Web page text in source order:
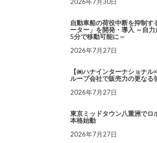
自動車船の荷役中断を抑制す
ーター」を開発・導入 ～自
5分で移動可能に～
2026年7月27日
【㈱ハナインターナショナ
ループ会社で販売力の更なる
2026年7月27日
東京ミッドタウン八重洲でロ
本格始動
2026年7月27日